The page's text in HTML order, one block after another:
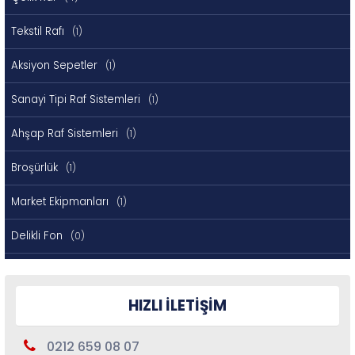
Tekstil Rafı (1)
Aksiyon Sepetler (1)
Sanayi Tipi Raf Sistemleri (1)
Ahşap Raf Sistemleri (1)
Broşürlük (1)
Market Ekipmanları (1)
Delikli Fon (0)
Hafif Rack Raf Sistemleri (1)
Cam Rafları
HIZLI İLETİŞİM
0212 659 08 07